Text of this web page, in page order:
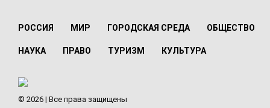
РОССИЯ МИР ГОРОДСКАЯ СРЕДА ОБЩЕСТВО
НАУКА ПРАВО ТУРИЗМ КУЛЬТУРА
© 2026 | Все права защищены